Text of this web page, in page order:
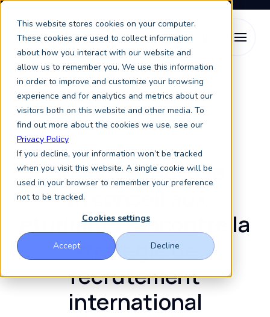
This website stores cookies on your computer.
These cookies are used to collect information
about how you interact with our website and
allow us to remember you. We use this information
in order to improve and customize your browsing
experience and for analytics and metrics about our
visitors both on this website and other media. To
find out more about the cookies we use, see our
Privacy Policy
If you decline, your information won’t be tracked
when you visit this website. A single cookie will be
used in your browser to remember your preference
not to be tracked.
Cookies settings
Accept Decline
Placement étudiant Études à l’étranger
Agence d’études à l’étranger
Quand l'expertise
en
étudiantsrencontre la
stratégie de
recrutement
international